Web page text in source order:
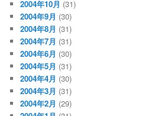
2004年10月 (31)
2004年9月 (30)
2004年8月 (31)
2004年7月 (31)
2004年6月 (30)
2004年5月 (31)
2004年4月 (30)
2004年3月 (31)
2004年2月 (29)